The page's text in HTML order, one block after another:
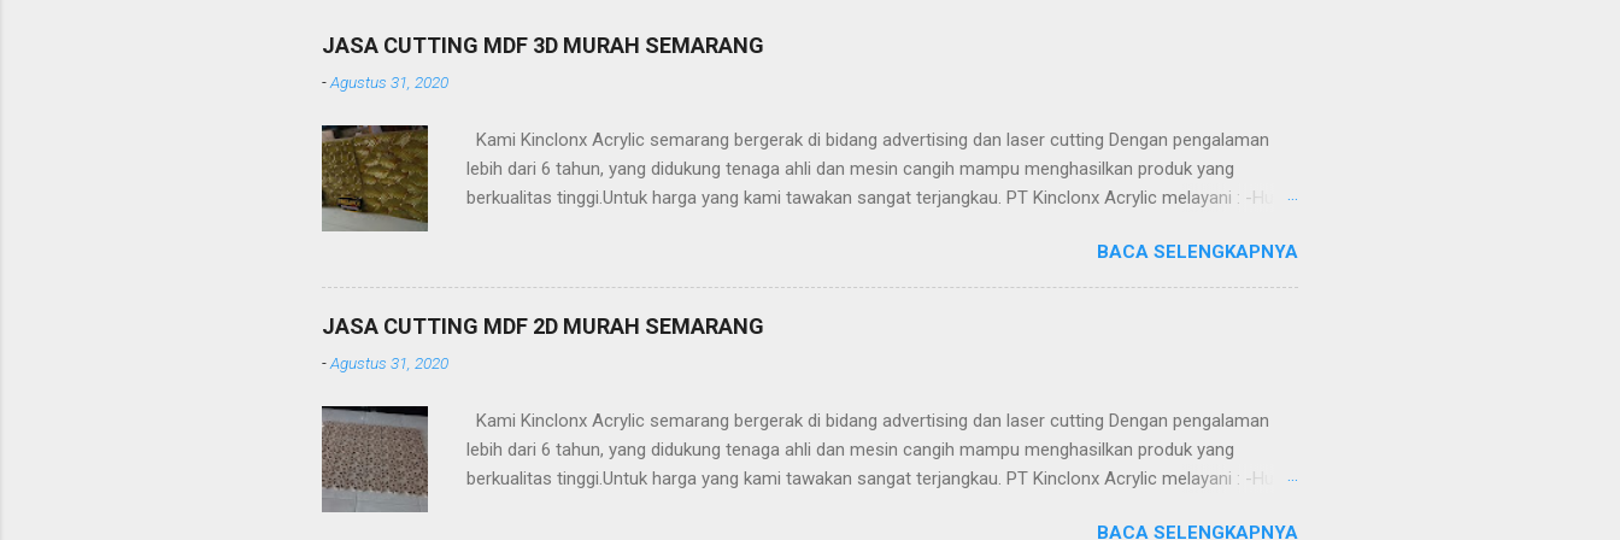
JASA CUTTING MDF 3D MURAH SEMARANG
-Agustus 31, 2020
Kami Kinclonx Acrylic semarang bergerak di bidang advertising dan laser cutting Dengan pengalaman
lebih dari 6 tahun, yang didukung tenaga ahli dan mesin cangih mampu menghasilkan produk yang
berkualitas tinggi.Untuk harga yang kami tawakan sangat terjangkau. PT Kinclonx Acrylic melayani : -Huruf
-Pagar -Railling Tangga/Balkon -Kanopi -Wallpanel 2D dan 3D -Partisi (sekat) ruangan -Jasa Potong Metal
(platbesi, stainless, tembaga, baja, ACP, dll) -Jasa Potong Non Metal (Acrylic, MDF, Whiteboard, dll) -DLL
BACA SELENGKAPNYA
JASA CUTTING MDF 2D MURAH SEMARANG
-Agustus 31, 2020
Kami Kinclonx Acrylic semarang bergerak di bidang advertising dan laser cutting Dengan pengalaman
lebih dari 6 tahun, yang didukung tenaga ahli dan mesin cangih mampu menghasilkan produk yang
berkualitas tinggi.Untuk harga yang kami tawakan sangat terjangkau. PT Kinclonx Acrylic melayani : -Huruf
BACA SELENGKAPNYA